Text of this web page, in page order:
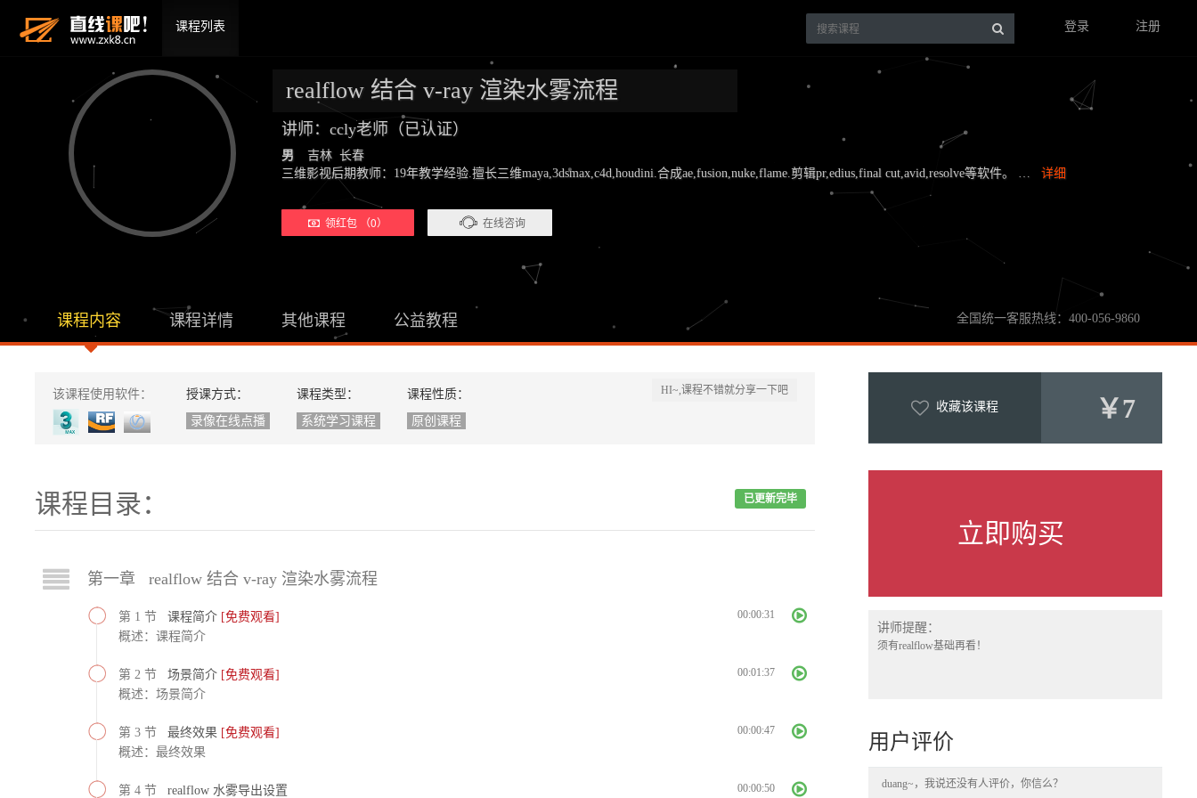
课程列表 登录 注册
realflow 结合 v-ray 渲染水雾流程
讲师：ccly老师（已认证）
男
吉林 长春
三维影视后期教师：19年教学经验.擅长三维maya,3dsmax,c4d,houdini.合成ae,fusion,nuke,flame.剪辑pr,edius,final cut,avid,resolve等软件。 … 详细
领红包 （0） 在线咨询
课程内容 课程详情 其他课程 公益教程 全国统一客服热线：400-056-9860
HI~,课程不错就分享一下吧
该课程使用软件：
授课方式：
录像在线点播
课程类型：
系统学习课程
课程性质：
原创课程
课程目录： 已更新完毕
第一章 realflow 结合 v-ray 渲染水雾流程
第 1 节 课程简介 [免费观看]
概述：课程简介
00:00:31
第 2 节 场景简介 [免费观看]
概述：场景简介
00:01:37
第 3 节 最终效果 [免费观看]
概述：最终效果
00:00:47
第 4 节 realflow 水雾导出设置
00:00:50
收藏该课程 ￥7
立即购买
讲师提醒：
须有realflow基础再看！
用户评价
duang~，我说还没有人评价，你信么？